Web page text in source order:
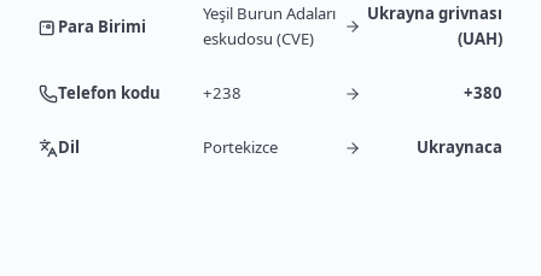
Para Birimi
Yeşil Burun Adaları
eskudosu (CVE)
Ukrayna grivnası
(UAH)
Telefon kodu +238 +380
Dil Portekizce Ukraynaca